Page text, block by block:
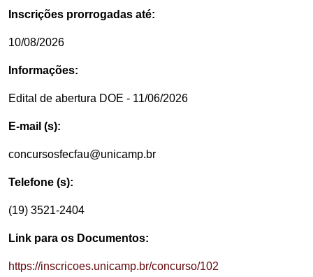
Inscrições prorrogadas até:
10/08/2026
Informações:
Edital de abertura DOE - 11/06/2026
E-mail (s):
concursosfecfau@unicamp.br
Telefone (s):
(19) 3521-2404
Link para os Documentos:
https://inscricoes.unicamp.br/concurso/102